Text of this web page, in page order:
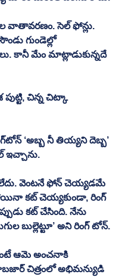
వాతావరణం. సెల్ ఫోన్లు.
గుండెల్లో
కానీ మేం మాట్లాడుకున్నదే
చిన్న చిట్కా
ఇచ్చాను.
వెంటనే ఫోన్ చెయ్యడమే
కట్ చెయ్యకుండా, రింగ్
కట్ చేసింది. నేను
బుల్లెట్టూ’ అని రింగ్ టోన్.
ఆమె అంచనాకి
చిత్రంలో అభిమన్యుడి